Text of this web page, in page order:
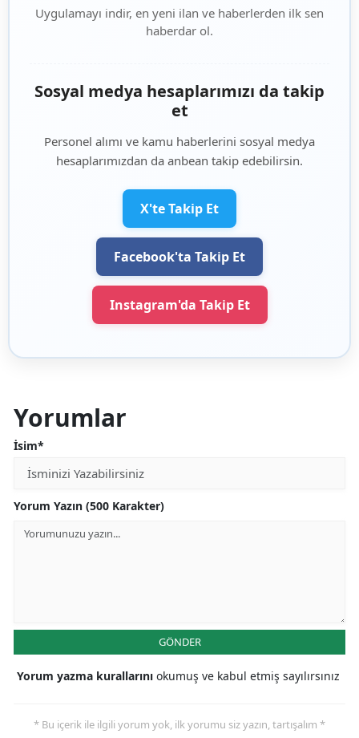
Uygulamayı indir, en yeni ilan ve haberlerden ilk sen
haberdar ol.
Sosyal medya hesaplarımızı da takip
et
Personel alımı ve kamu haberlerini sosyal medya
hesaplarımızdan da anbean takip edebilirsin.
X'te Takip Et
Facebook'ta Takip Et
Instagram'da Takip Et
Yorumlar
İsim*
Yorum Yazın (500 Karakter)
GÖNDER
Yorum yazma kurallarını okumuş ve kabul etmiş sayılırsınız
* Bu içerik ile ilgili yorum yok, ilk yorumu siz yazın, tartışalım *